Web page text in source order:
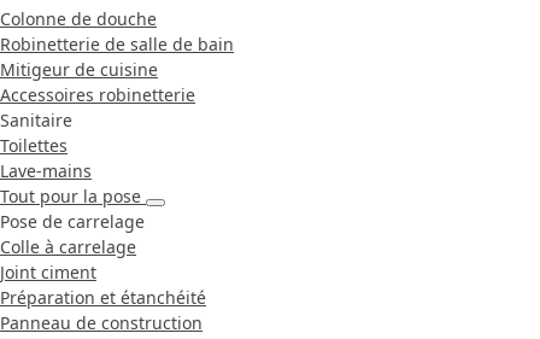
Colonne de douche
Robinetterie de salle de bain
Mitigeur de cuisine
Accessoires robinetterie
Sanitaire
Toilettes
Lave-mains
Tout pour la pose
Pose de carrelage
Colle à carrelage
Joint ciment
Préparation et étanchéité
Panneau de construction